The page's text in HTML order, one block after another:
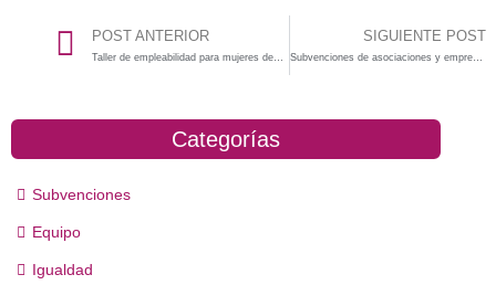
POST ANTERIOR
Taller de empleabilidad para mujeres desempleadas de Castalla
SIGUIENTE POST
Subvenciones de asociaciones y empresas Agenda 2030 y ODS-GVA 2022
Categorías
Subvenciones
Equipo
Igualdad